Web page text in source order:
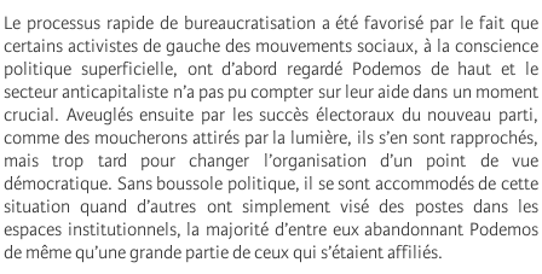
Le processus rapide de bureaucratisation a été favorisé par le fait que
certains activistes de gauche des mouvements sociaux, à la conscience
politique superficielle, ont d’abord regardé Podemos de haut et le
secteur anticapitaliste n’a pas pu compter sur leur aide dans un moment
crucial. Aveuglés ensuite par les succès électoraux du nouveau parti,
comme des moucherons attirés par la lumière, ils s’en sont rapprochés,
mais trop tard pour changer l’organisation d’un point de vue
démocratique. Sans boussole politique, il se sont accommodés de cette
situation quand d’autres ont simplement visé des postes dans les
espaces institutionnels, la majorité d’entre eux abandonnant Podemos
de même qu’une grande partie de ceux qui s’étaient affiliés.